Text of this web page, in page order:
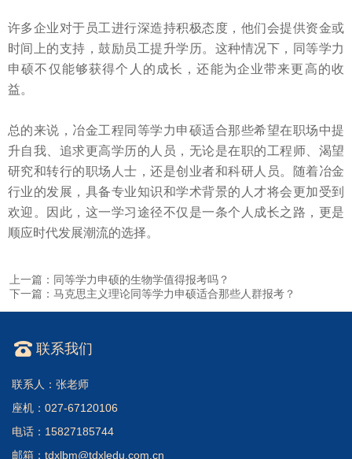
许多企业对于员工进行深造持积极态度，他们会提供资金或
时间上的支持，鼓励员工提升学历。这种情况下，同等学力
申硕不仅能够获得个人的成长，还能为企业带来更高的收
益。
总的来说，冶金工程同等学力申硕适合那些希望在职场中提
升自我、追求更高学历的人员，无论是在职的工程师、渴望
研究和转行的职场人士，还是创业者和科研人员。随着冶金
行业的发展，具备专业知识和学术背景的人才将会更加受到
欢迎。因此，这一学习途径不仅是一条个人成长之路，更是
顺应时代发展潮流的选择。
上一篇：同等学力申硕的生物学值得报考吗？
下一篇：马克思主义理论同等学力申硕适合那些人群报考？
联系我们
联系人：张老师
座机：027-67120106
电话：15827185744
邮箱：tdxlbm@tdxledu.com.cn